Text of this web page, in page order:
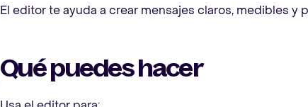
El editor te ayuda a crear mensajes claros, medibles
Qué puedes hacer